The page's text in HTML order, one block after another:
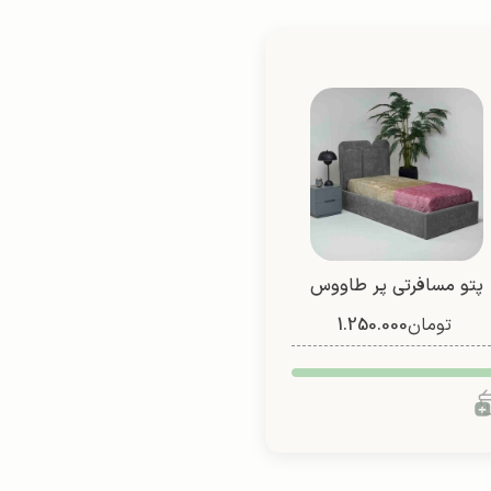
پتو مسافرتی پر طاووس
تومان1.250.000